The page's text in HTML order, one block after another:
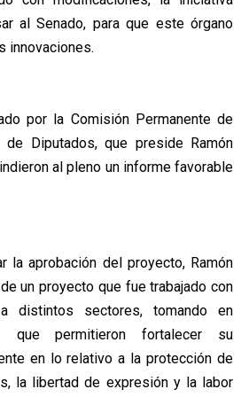
al Senado, para que este órgano
innovaciones.
por la Comisión Permanente de
de Diputados, que preside Ramón
al pleno un informe favorable
la aprobación del proyecto, Ramón
un proyecto que fue trabajado con
a distintos sectores, tomando en
que permitieron fortalecer su
en lo relativo a la protección de
la libertad de expresión y la labor